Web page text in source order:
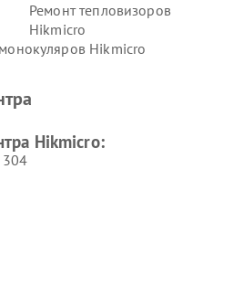
Ремонт тепловизоров
Hikmicro
Hikmicro
Hikmicro:
304